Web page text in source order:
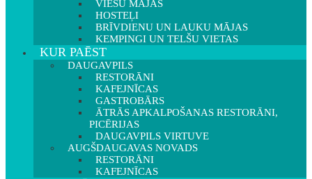
VIESU MĀJAS
HOSTEĻI
BRĪVDIENU UN LAUKU MĀJAS
KEMPINGI UN TELŠU VIETAS
KUR PAĒST
DAUGAVPILS
RESTORĀNI
KAFEJNĪCAS
GASTROBĀRS
ĀTRĀS APKALPOŠANAS RESTORĀNI,
PICĒRIJAS
DAUGAVPILS VIRTUVE
AUGŠDAUGAVAS NOVADS
RESTORĀNI
KAFEJNĪCAS